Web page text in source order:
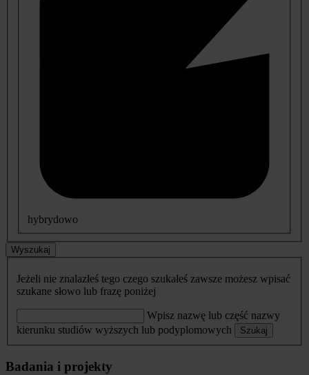
hybrydowo
Wyszukaj
Jeżeli nie znalazłeś tego czego szukałeś zawsze możesz wpisać
szukane słowo lub frazę poniżej
Wpisz nazwę lub część nazwy
kierunku studiów wyższych lub podyplomowych
Szukaj
Badania i projekty